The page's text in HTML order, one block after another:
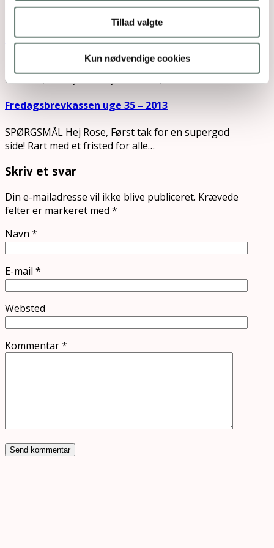
Tillad valgte
Kun nødvendige cookies
Er det (helt ærligt),…
Fredagsbrevkassen uge 15 – 2015: Dukke
DUKKE SPØRGSMÅL Har fået afvide at Llorens
dukken (som by the way er så sød)…
Fredagsbrevkassen uge 35 – 2013
SPØRGSMÅL Hej Rose, Først tak for en supergod
side! Rart med et fristed for alle…
Skriv et svar
Din e-mailadresse vil ikke blive publiceret. Krævede
felter er markeret med *
Navn *
E-mail *
Websted
Kommentar*